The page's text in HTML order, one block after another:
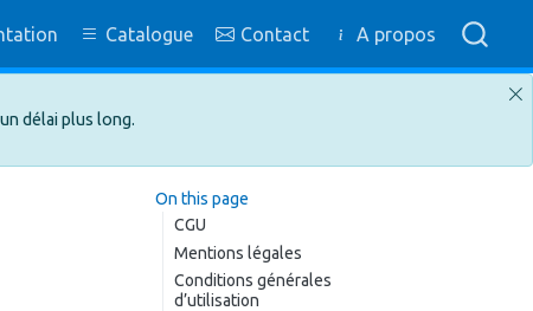
Catalogue Contact A propos
délai plus long.
On this page
CGU
Mentions légales
Conditions générales
d’utilisation